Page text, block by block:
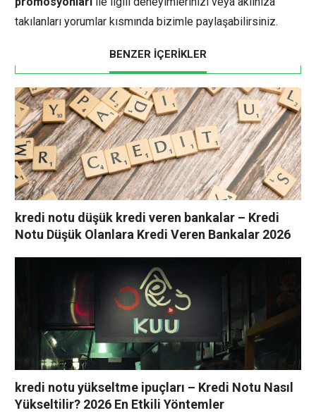
takılanları yorumlar kısmında bizimle paylaşabilirsiniz.
BENZER İÇERİKLER
kredi notu düşük kredi veren bankalar – Kredi
Notu Düşük Olanlara Kredi Veren Bankalar 2026
kredi notu yükseltme ipuçları – Kredi Notu Nasıl
Yükseltilir? 2026 En Etkili Yöntemler